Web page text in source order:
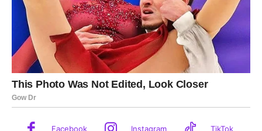
Facebook Instagram TikTok